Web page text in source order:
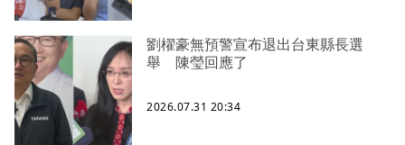
劉櫂豪無預警宣布退出台東縣長選
舉 陳瑩回應了
2026.07.31 20:34